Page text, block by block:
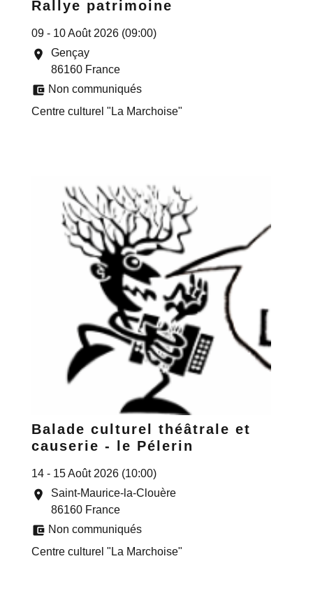
Rallye patrimoine
09 - 10 Août 2026 (09:00)
location_on
Gençay
86160 France
account_balance_wallet Non communiqués
Centre culturel "La Marchoise"
Balade culturel théâtrale et
causerie - le Pélerin
14 - 15 Août 2026 (10:00)
location_on
Saint-Maurice-la-Clouère
86160 France
account_balance_wallet Non communiqués
Centre culturel "La Marchoise"